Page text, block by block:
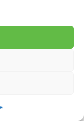
e
Miami
o almoço,
acontece
criar